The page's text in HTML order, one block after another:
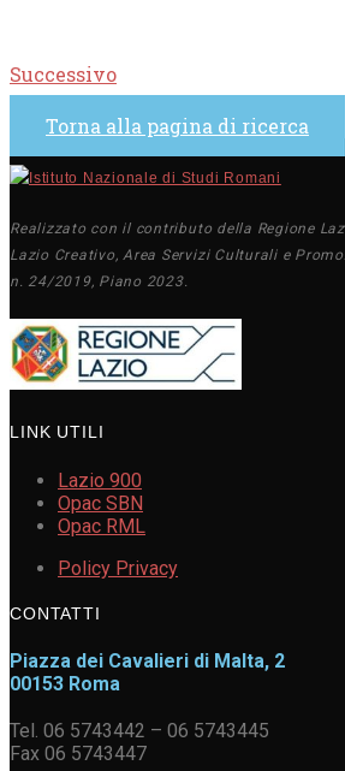
Successivo
Torna alla pagina di ricerca
Realizzato con il contributo della Regione
Lazio Creativo, Area Servizi Culturali e
n. 24/2019, Piano 2023.
LINK UTILI
Lazio 900
Opac SBN
Opac RML
Policy Privacy
CONTATTI
Piazza dei Cavalieri di Malta, 2
00153 Roma
Tel. 06 5743442 – 06 5743445
Fax 06 5743447